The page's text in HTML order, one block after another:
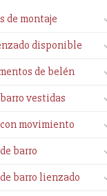
de montaje
disponible
de belén
vestidas
movimiento
barro
barro lienzado